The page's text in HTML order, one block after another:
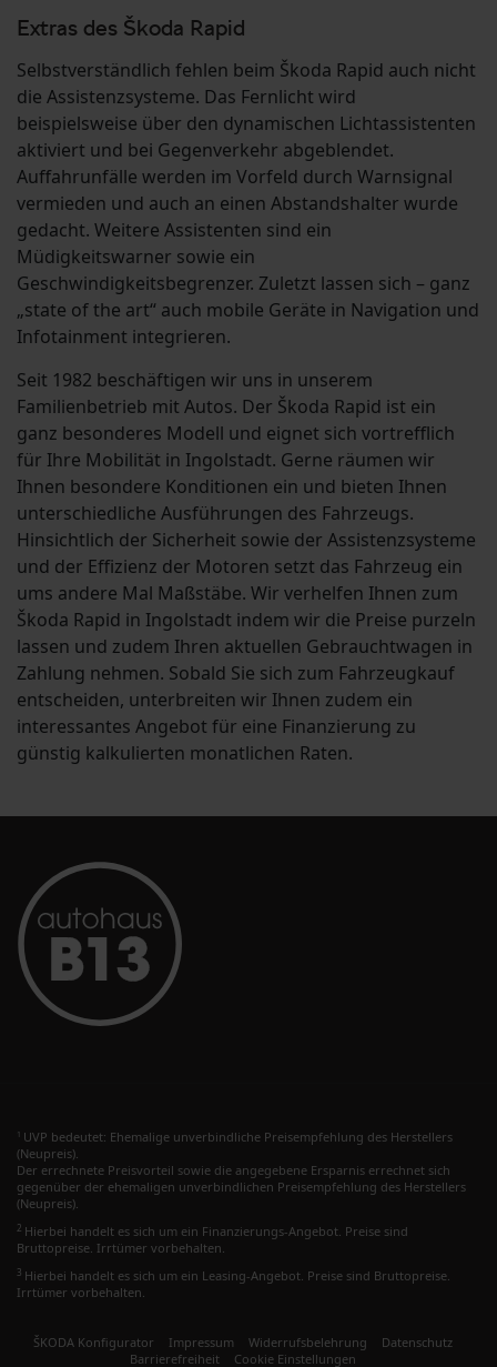
Extras des Škoda Rapid
Selbstverständlich fehlen beim Škoda Rapid auch nicht
die Assistenzsysteme. Das Fernlicht wird
beispielsweise über den dynamischen Lichtassistenten
aktiviert und bei Gegenverkehr abgeblendet.
Auffahrunfälle werden im Vorfeld durch Warnsignal
vermieden und auch an einen Abstandshalter wurde
gedacht. Weitere Assistenten sind ein
Müdigkeitswarner sowie ein
Geschwindigkeitsbegrenzer. Zuletzt lassen sich – ganz
„state of the art“ auch mobile Geräte in Navigation und
Infotainment integrieren.
Seit 1982 beschäftigen wir uns in unserem
Familienbetrieb mit Autos. Der Škoda Rapid ist ein
ganz besonderes Modell und eignet sich vortrefflich
für Ihre Mobilität in Ingolstadt. Gerne räumen wir
Ihnen besondere Konditionen ein und bieten Ihnen
unterschiedliche Ausführungen des Fahrzeugs.
Hinsichtlich der Sicherheit sowie der Assistenzsysteme
und der Effizienz der Motoren setzt das Fahrzeug ein
ums andere Mal Maßstäbe. Wir verhelfen Ihnen zum
Škoda Rapid in Ingolstadt indem wir die Preise purzeln
lassen und zudem Ihren aktuellen Gebrauchtwagen in
Zahlung nehmen. Sobald Sie sich zum Fahrzeugkauf
entscheiden, unterbreiten wir Ihnen zudem ein
interessantes Angebot für eine Finanzierung zu
günstig kalkulierten monatlichen Raten.
1 UVP bedeutet: Ehemalige unverbindliche Preisempfehlung des Herstellers
(Neupreis).
Der errechnete Preisvorteil sowie die angegebene Ersparnis errechnet sich
gegenüber der ehemaligen unverbindlichen Preisempfehlung des Herstellers
(Neupreis).
2 Hierbei handelt es sich um ein Finanzierungs-Angebot. Preise sind
Bruttopreise. Irrtümer vorbehalten.
3 Hierbei handelt es sich um ein Leasing-Angebot. Preise sind Bruttopreise.
Irrtümer vorbehalten.
ŠKODA Konfigurator Impressum Widerrufsbelehrung
Datenschutz
Barrierefreiheit
Cookie Einstellungen